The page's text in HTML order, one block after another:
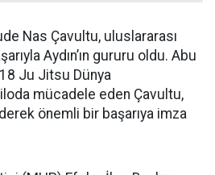
Nas Çavultu, uluslararası
Aydın’ın gururu oldu. Abu
Ju Jitsu Dünya
mücadele eden Çavultu,
önemli bir başarıya imza